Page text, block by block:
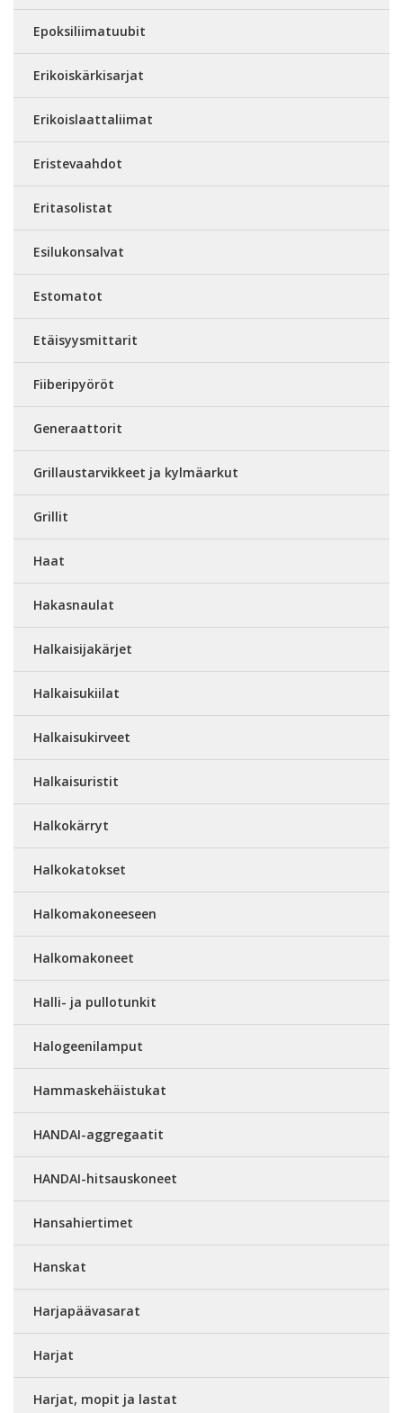
Epoksiliimatuubit
Erikoiskärkisarjat
Erikoislaattaliimat
Eristevaahdot
Eritasolistat
Esilukonsalvat
Estomatot
Etäisyysmittarit
Fiiberipyöröt
Generaattorit
Grillaustarvikkeet ja kylmäarkut
Grillit
Haat
Hakasnaulat
Halkaisijakärjet
Halkaisukiilat
Halkaisukirveet
Halkaisuristit
Halkokärryt
Halkokatokset
Halkomakoneeseen
Halkomakoneet
Halli- ja pullotunkit
Halogeenilamput
Hammaskehäistukat
HANDAI-aggregaatit
HANDAI-hitsauskoneet
Hansahiertimet
Hanskat
Harjapäävasarat
Harjat
Harjat, mopit ja lastat